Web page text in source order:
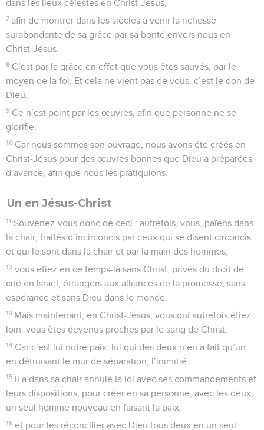
dans les lieux célestes en Christ-Jésus,
7 afin de montrer dans les siècles à venir la richesse
surabondante de sa grâce par sa bonté envers nous en
Christ-Jésus.
8 C’est par la grâce en effet que vous êtes sauvés, par le
moyen de la foi. Et cela ne vient pas de vous, c’est le don de
Dieu.
9 Ce n’est point par les œuvres, afin que personne ne se
glorifie.
10 Car nous sommes son ouvrage, nous avons été créés en
Christ-Jésus pour des œuvres bonnes que Dieu a préparées
d’avance, afin que nous les pratiquions.
Un en Jésus-Christ
11 Souvenez-vous donc de ceci : autrefois, vous, païens dans
la chair, traités d’incirconcis par ceux qui se disent circoncis
et qui le sont dans la chair et par la main des hommes,
12 vous étiez en ce temps-là sans Christ, privés du droit de
cité en Israël, étrangers aux alliances de la promesse, sans
espérance et sans Dieu dans le monde.
13 Mais maintenant, en Christ-Jésus, vous qui autrefois étiez
loin, vous êtes devenus proches par le sang de Christ.
14 Car c’est lui notre paix, lui qui des deux n’en a fait qu’un,
en détruisant le mur de séparation, l’inimitié.
15 Il a dans sa chair annulé la loi avec ses commandements et
leurs dispositions, pour créer en sa personne, avec les deux,
un seul homme nouveau en faisant la paix,
16 et pour les réconcilier avec Dieu tous deux en un seul